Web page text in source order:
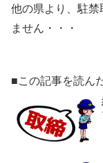
他の県より、駐
ません・・・
■この記事を読ん